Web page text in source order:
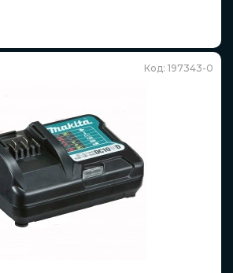
Код: 197343-0